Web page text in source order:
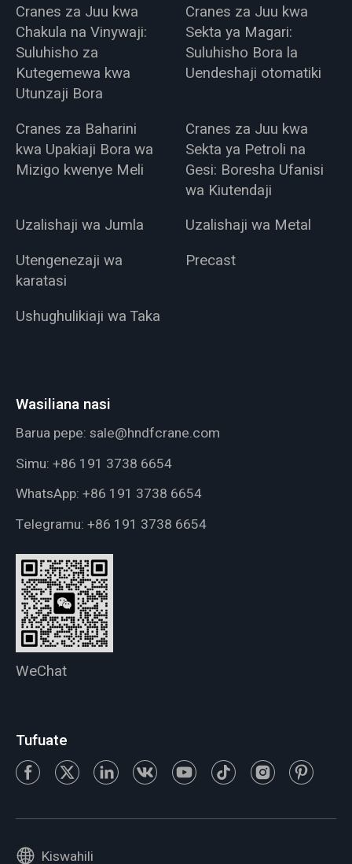
Cranes za Juu kwa
Chakula na Vinywaji:
Suluhisho za
Kutegemewa kwa
Utunzaji Bora
Cranes za Juu kwa
Sekta ya Magari:
Suluhisho Bora la
Uendeshaji otomatiki
Cranes za Baharini
kwa Upakiaji Bora wa
Mizigo kwenye Meli
Cranes za Juu kwa
Sekta ya Petroli na
Gesi: Boresha Ufanisi
wa Kiutendaji
Uzalishaji wa Jumla
Uzalishaji wa Metal
Utengenezaji wa
karatasi
Precast
Ushughulikiaji wa Taka
Wasiliana nasi
Barua pepe: sale@hndfcrane.com
Simu: +86 191 3738 6654
WhatsApp: +86 191 3738 6654
Telegramu: +86 191 3738 6654
WeChat
Tufuate
Kiswahili